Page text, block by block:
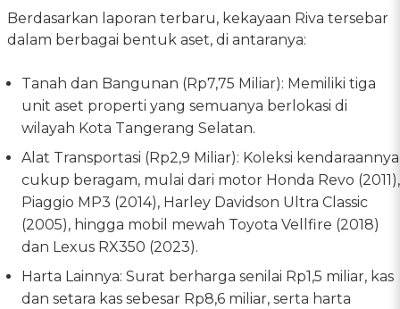
Berdasarkan laporan terbaru, kekayaan Riva tersebar
dalam berbagai bentuk aset, di antaranya:
Tanah dan Bangunan (Rp7,75 Miliar): Memiliki tiga
unit aset properti yang semuanya berlokasi di
wilayah Kota Tangerang Selatan.
Alat Transportasi (Rp2,9 Miliar): Koleksi kendaraannya
cukup beragam, mulai dari motor Honda Revo (2011),
Piaggio MP3 (2014), Harley Davidson Ultra Classic
(2005), hingga mobil mewah Toyota Vellfire (2018)
dan Lexus RX350 (2023).
Harta Lainnya: Surat berharga senilai Rp1,5 miliar, kas
dan setara kas sebesar Rp8,6 miliar, serta harta